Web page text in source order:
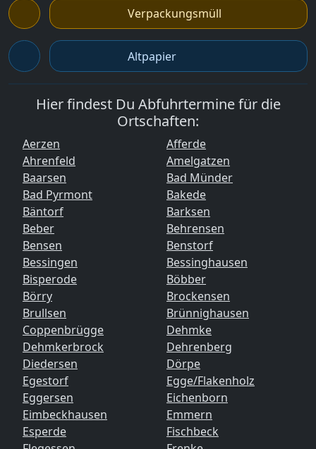
Verpackungsmüll
Altpapier
Hier findest Du Abfuhrtermine für die
Ortschaften:
Aerzen
Afferde
Ahrenfeld
Amelgatzen
Baarsen
Bad Münder
Bad Pyrmont
Bakede
Bäntorf
Barksen
Beber
Behrensen
Bensen
Benstorf
Bessingen
Bessinghausen
Bisperode
Böbber
Börry
Brockensen
Brullsen
Brünnighausen
Coppenbrügge
Dehmke
Dehmkerbrock
Dehrenberg
Diedersen
Dörpe
Egestorf
Egge/Flakenholz
Eggersen
Eichenborn
Eimbeckhausen
Emmern
Esperde
Fischbeck